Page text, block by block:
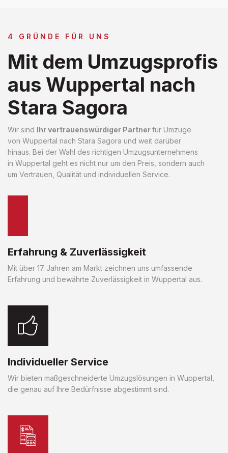
4 GRÜNDE FÜR UNS
Mit dem Umzugsprofis
aus Wuppertal nach
Stara Sagora
Wir sind Ihr vertrauenswürdiger Partnerfür Umzüge
von Wuppertal nach Stara Sagora und weit darüber
hinaus. Bei der Wahl des richtigen Umzugsunternehmens
in Wuppertal geht es nicht nur um den Preis, sondern auch
um Vertrauen, Qualität und individuellen Service.
Erfahrung & Zuverlässigkeit
Mit über 17 Jahren am Markt zeichnen uns umfassende
Erfahrung und bewährte Zuverlässigkeit in Wuppertal aus.
Individueller Service
Wir bieten maßgeschneiderte Umzugslösungen in Wuppertal,
die genau auf Ihre Bedürfnisse abgestimmt sind.